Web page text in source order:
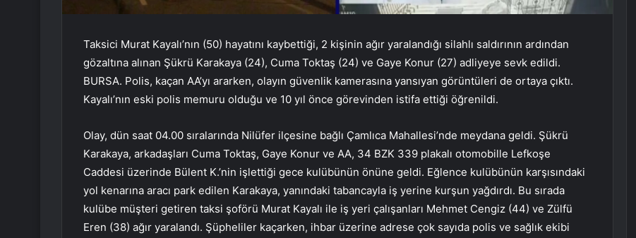
Taksici Murat Kayalı’nın (50) hayatını kaybettiği, 2 kişinin ağır yaralandığı silahlı saldırının ardından
gözaltına alınan Şükrü Karakaya (24), Cuma Toktaş (24) ve Gaye Konur (27) adliyeye sevk edildi.
BURSA. Polis, kaçan AA’yı ararken, olayın güvenlik kamerasına yansıyan görüntüleri de ortaya çıktı.
Kayalı’nın eski polis memuru olduğu ve 10 yıl önce görevinden istifa ettiği öğrenildi.
Olay, dün saat 04.00 sıralarında Nilüfer ilçesine bağlı Çamlıca Mahallesi’nde meydana geldi. Şükrü
Karakaya, arkadaşları Cuma Toktaş, Gaye Konur ve AA, 34 BZK 339 plakalı otomobille Lefkoşe
Caddesi üzerinde Bülent K.’nin işlettiği gece kulübünün önüne geldi. Eğlence kulübünün karşısındaki
yol kenarına aracı park edilen Karakaya, yanındaki tabancayla iş yerine kurşun yağdırdı. Bu sırada
kulübe müşteri getiren taksi şoförü Murat Kayalı ile iş yeri çalışanları Mehmet Cengiz (44) ve Zülfü
Eren (38) ağır yaralandı. Şüpheliler kaçarken, ihbar üzerine adrese çok sayıda polis ve sağlık ekibi